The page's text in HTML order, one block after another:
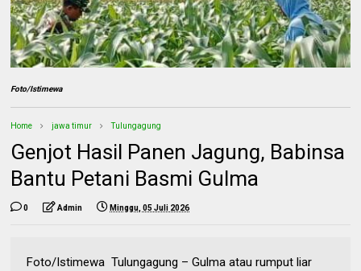
Foto/Istimewa
Home jawa timur Tulungagung
Genjot Hasil Panen Jagung, Babinsa
Bantu Petani Basmi Gulma
0 Admin Minggu, 05 Juli 2026
Foto/Istimewa Tulungagung – Gulma atau rumput liar